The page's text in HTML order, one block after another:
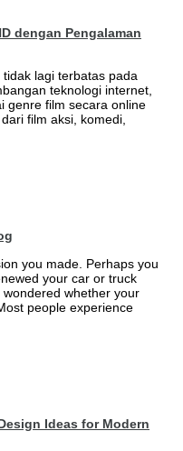
dengan Pengalaman
lagi terbatas pada
teknologi internet,
genre film secara online
film aksi, komedi,
you made. Perhaps you
your car or truck
whether your
people experience
Ideas for Modern